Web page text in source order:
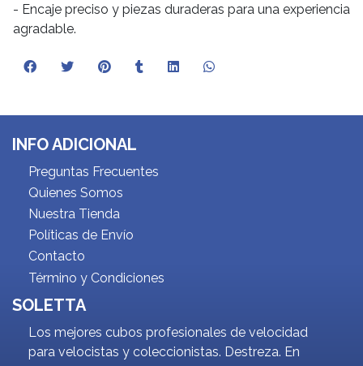
- Encaje preciso y piezas duraderas para una experiencia
agradable.
INFO ADICIONAL
Preguntas Frecuentes
Quienes Somos
Nuestra Tienda
Políticas de Envío
Contacto
Término y Condiciones
SOLETTA
Los mejores cubos profesionales de velocidad
para velocistas y coleccionistas. Destreza. En